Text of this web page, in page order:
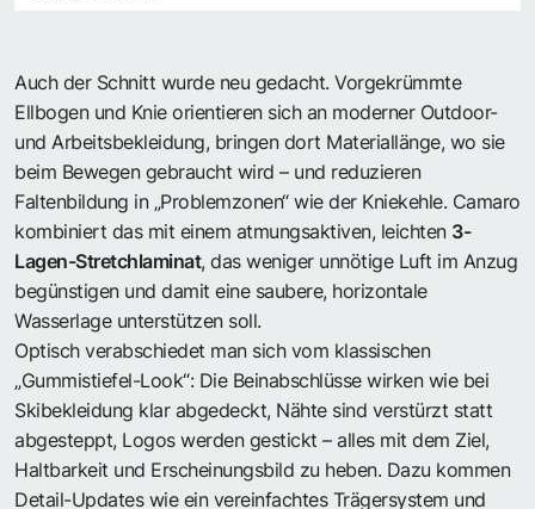
Auch der Schnitt wurde neu gedacht. Vorgekrümmte
Ellbogen und Knie orientieren sich an moderner Outdoor-
und Arbeitsbekleidung, bringen dort Materiallänge, wo sie
beim Bewegen gebraucht wird – und reduzieren
Faltenbildung in „Problemzonen“ wie der Kniekehle. Camaro
kombiniert das mit einem atmungsaktiven, leichten 3-
Lagen-Stretchlaminat, das weniger unnötige Luft im Anzug
begünstigen und damit eine saubere, horizontale
Wasserlage unterstützen soll.
Optisch verabschiedet man sich vom klassischen
„Gummistiefel-Look“: Die Beinabschlüsse wirken wie bei
Skibekleidung klar abgedeckt, Nähte sind verstürzt statt
abgesteppt, Logos werden gestickt – alles mit dem Ziel,
Haltbarkeit und Erscheinungsbild zu heben. Dazu kommen
Detail-Updates wie ein vereinfachtes Trägersystem und